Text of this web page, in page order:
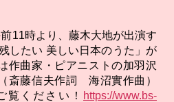
11時より、藤木大地が出演す
したい 美しい日本のうた」が
作曲家・ピアニストの加羽沢
斎藤信夫作詞 海沼實作曲）
覧ください！
https://www.bs-